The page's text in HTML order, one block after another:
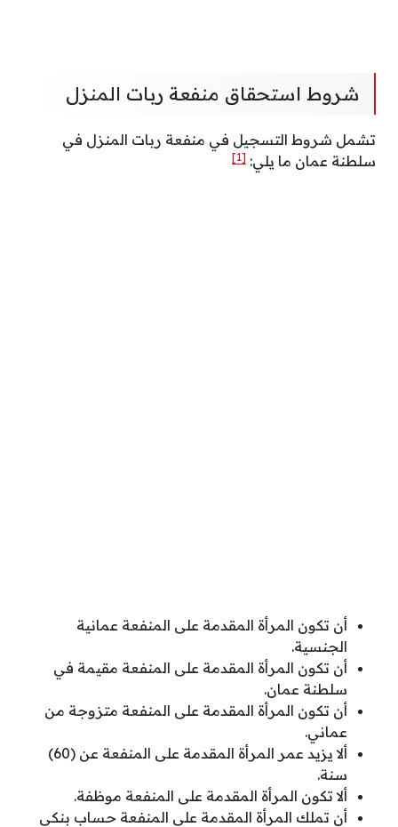
شروط استحقاق منفعة ربات المنزل
تشمل شروط التسجيل في منفعة ربات المنزل في
سلطنة عمان ما يلي: [1]
أن تكون المرأة المقدمة على المنفعة عمانية
الجنسية.
أن تكون المرأة المقدمة على المنفعة مقيمة في
سلطنة عمان.
أن تكون المرأة المقدمة على المنفعة متزوجة من
عماني.
ألا يزيد عمر المرأة المقدمة على المنفعة عن (60)
سنة.
ألا تكون المرأة المقدمة على المنفعة موظفة.
أن تملك المرأة المقدمة على المنفعة حساب بنكي